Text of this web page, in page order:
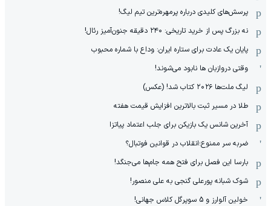
پرسش‌های کلیدی درباره پرمهره‌ترین تیم لیگ!
نه بزرگ پس از خرید تاریخی: ۲۴۰ دقیقه جنون‌آمیز رئال!
پایان یک عادت برای ستاره ایران: وداع با شماره محبوب
وقتی دروازبان ها نابود می‌شوند!
لیگ ملت‌ها ٢٠٢۶ کتاب شد! (عکس)
طلا در مسیر ثبت بالاترین افزایش قیمت هفته
آخرین شانس یک بازیکن برای جلب اعتماد پیاتزا
ضربه سر ممنوع؛انقلاب در قوانین فوتبال؟
بارسا این فصل برای فتح همه جام‌ها می‌جنگد!
شوک شبانه پورعلی گنجی به علی منصور!
خولین آلوارز و 5 سوپرگل کلاس جهانی!